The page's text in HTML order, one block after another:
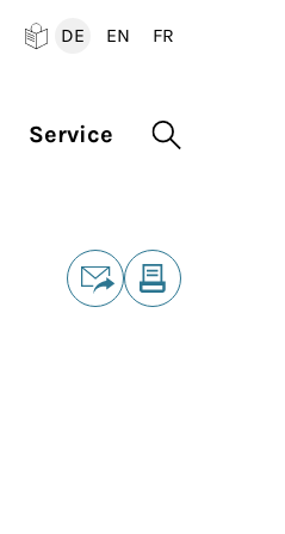
DE
EN
FR
Service Suche